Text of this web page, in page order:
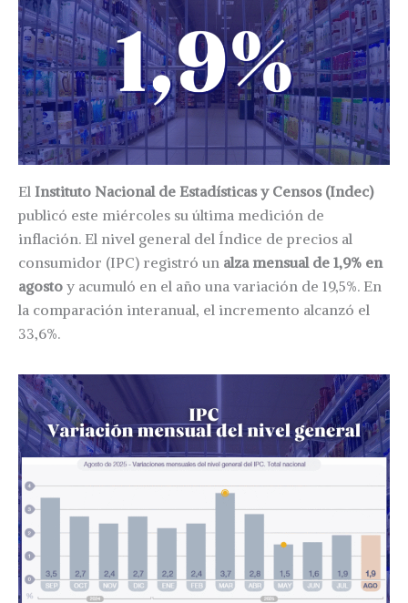
El Instituto Nacional de Estadísticas y Censos (Indec)
publicó este miércoles su última medición de
inflación. El nivel general del Índice de precios al
consumidor (IPC) registró un alza mensual de 1,9% en
agosto y acumuló en el año una variación de 19,5%. En
la comparación interanual, el incremento alcanzó el
33,6%.